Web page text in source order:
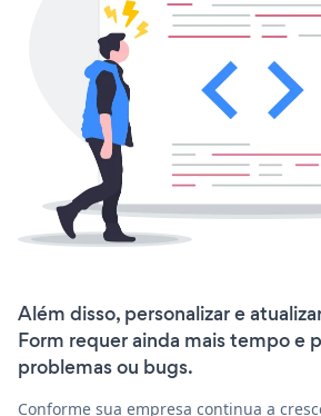
Além disso, personalizar e
Form requer ainda mais tempo e
problemas ou bugs.
Conforme sua empresa continua a